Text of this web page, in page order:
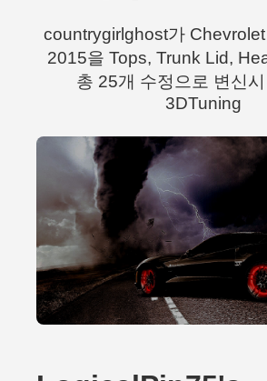
countrygirlghost가
2015을 Tops, Trunk Lid,
총 25개 수정으로 변신시
3DTuning